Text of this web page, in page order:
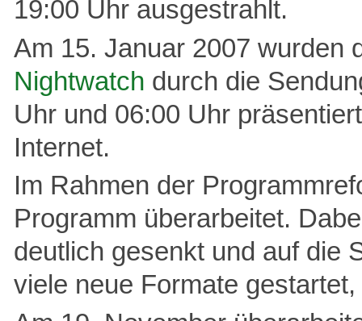
19:00 Uhr ausgestrahlt.
Am 15. Januar 2007 wurden
Nightwatch durch die
Uhr und 06:00 Uhr
Internet.
Im Rahmen der
Programm überarbeitet.
deutlich gesenkt und auf die
viele neue Formate